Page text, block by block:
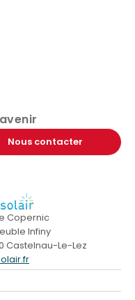
Nous contacter
Copernic
Infiny
Castelnau-Le-Lez